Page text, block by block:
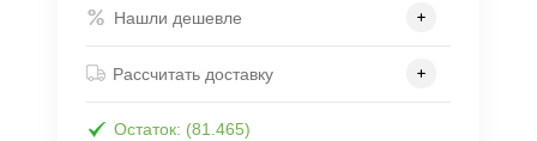
Нашли дешевле
Рассчитать доставку
Остаток: (81.465)